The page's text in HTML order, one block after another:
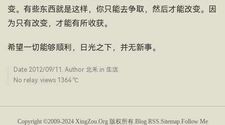
变。有些东西就是这样，你只能去争取，然后才能改变。因
为只有改变，才能有所收获。
希望一切能够顺利，日光之下，并无新事。
Date 2012/09/11 . Author 北禾.in 生活.
No relay. views 1364 ­℃
Copyright ©2009-2024 XingZou.Org版权所有.Blog RSS.Sitemap.Follow Me